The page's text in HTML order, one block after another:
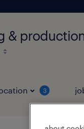
production
3